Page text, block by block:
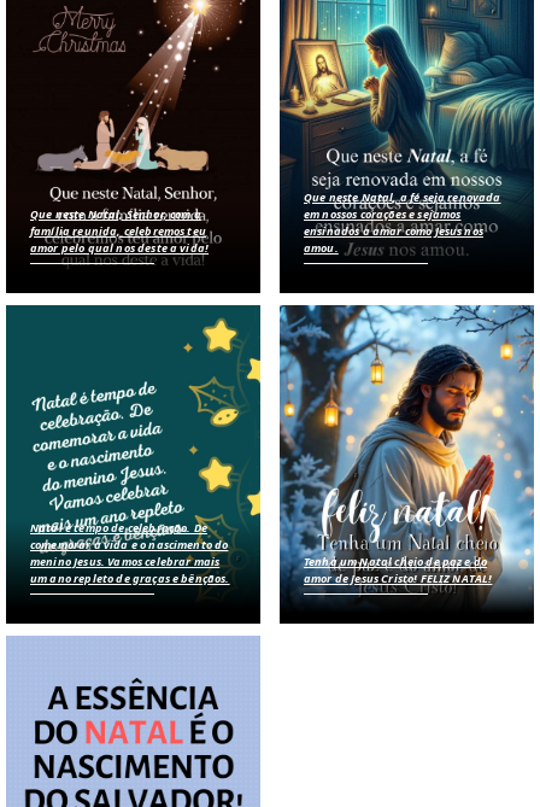
Que neste Natal, Senhor, com a
família reunida, celebremos teu
amor pelo qual nos deste a vida!
Natal é tempo de celebração. De
comemorar a vida e o nascimento do
menino Jesus. Vamos celebrar mais
um ano repleto de graças e bênçãos.
Que neste Natal, a fé seja renovada
em nossos corações e sejamos
ensinados a amar como Jesus nos
amou.
Tenha um Natal cheio de paz e do
amor de Jesus Cristo! FELIZ NATAL!